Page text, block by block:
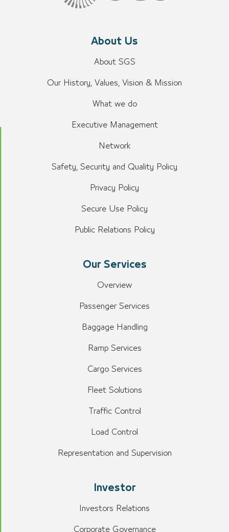
About Us
About SGS
Our History, Values, Vision & Mission
What we do
Executive Management
Network
Safety, Security and Quality Policy
Privacy Policy
Secure Use Policy
Public Relations Policy
Our Services
Overview
Passenger Services
Baggage Handling
Ramp Services
Cargo Services
Fleet Solutions
Traffic Control
Load Control
Representation and Supervision
Investor
Investors Relations
Corporate Governance